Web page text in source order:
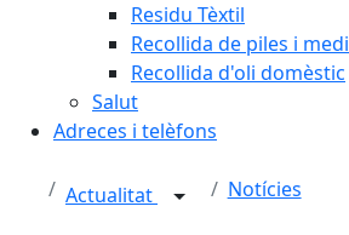
Residu Tèxtil
Recollida de piles i
Recollida d'oli domèstic
Salut
Adreces i telèfons
Actualitat Notícies